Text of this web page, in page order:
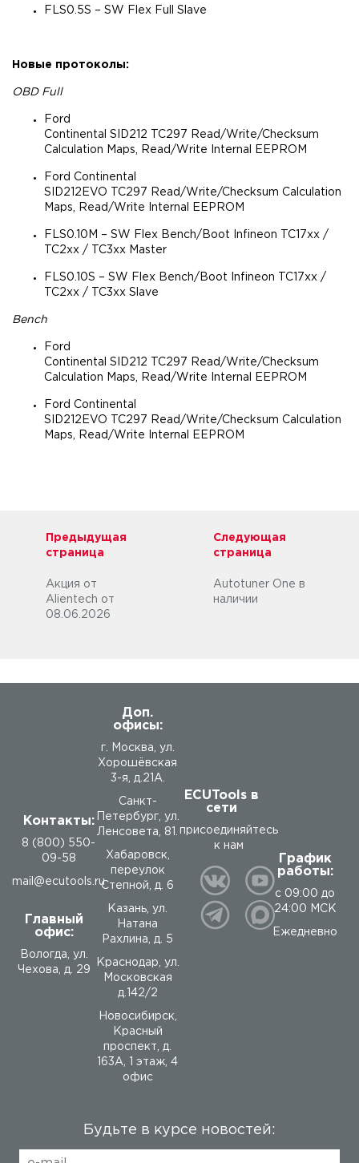
FLS0.5S – SW Flex Full Slave
Новые протоколы:
OBD Full
Ford
Continental SID212 TC297 Read/Write/Checksum
Calculation Maps, Read/Write Internal EEPROM
Ford Continental
SID212EVO TC297 Read/Write/Checksum Calculation
Maps, Read/Write Internal EEPROM
FLS0.10M – SW Flex Bench/Boot Infineon TC17xx /
TC2xx / TC3xx Master
FLS0.10S – SW Flex Bench/Boot Infineon TC17xx /
TC2xx / TC3xx Slave
Bench
Ford
Continental SID212 TC297 Read/Write/Checksum
Calculation Maps, Read/Write Internal EEPROM
Ford Continental
SID212EVO TC297 Read/Write/Checksum Calculation
Maps, Read/Write Internal EEPROM
Предыдущая
страница
Акция от
Alientech от
08.06.2026
Следующая
страница
Autotuner One в
наличии
Контакты:
8 (800) 550-
09-58
mail@ecutools.ru
Главный
офис:
Вологда
ул.
Чехова, д. 29
Доп.
офисы:
г. Москва, ул.
Хорошёвская
3-я, д.21А.
Санкт-
Петербург, ул.
Ленсовета, 81.
Хабаровск,
переулок
Степной, д. 6
Казань, ул.
Натана
Рахлина, д. 5
Краснодар, ул.
Московская
д.142/2
Новосибирск,
Красный
проспект, д.
163А, 1 этаж, 4
офис
ECUTools в
сети
присоединяйтесь
к нам
График
работы:
с 09:00 до
24:00 МСК
Ежедневно
Будьте в курсе новостей: